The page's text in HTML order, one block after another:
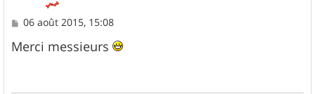
M
s
s
06 août 2015, 15:08
Merci messieurs